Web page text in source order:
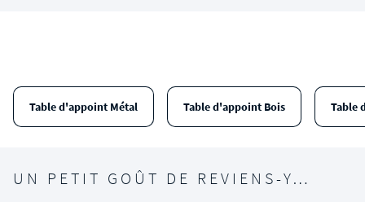
Table d'appoint Métal Table d'appoint Bois Table
UN PETIT GOÛT DE REVIENS-Y…